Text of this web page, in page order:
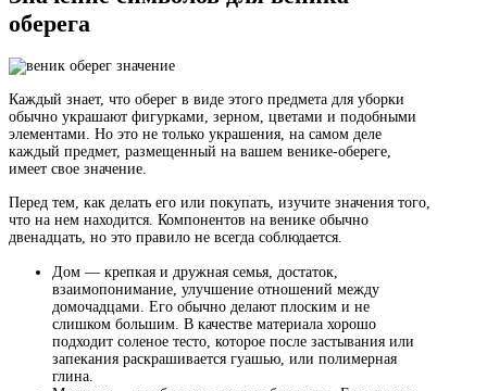
оберега
Каждый знает, что оберег в виде этого предмета для уборки
обычно украшают фигурками, зерном, цветами и подобными
элементами. Но это не только украшения, на самом деле
каждый предмет, размещенный на вашем венике-обереге,
имеет свое значение.
Перед тем, как делать его или покупать, изучите значения того,
что на нем находится. Компонентов на венике обычно
двенадцать, но это правило не всегда соблюдается.
Дом — крепкая и дружная семья, достаток,
взаимопонимание, улучшение отношений между
домочадцами. Его обычно делают плоским и не
слишком большим. В качестве материала хорошо
подходит соленое тесто, которое после застывания или
запекания раскрашивается гуашью, или полимерная
глина.